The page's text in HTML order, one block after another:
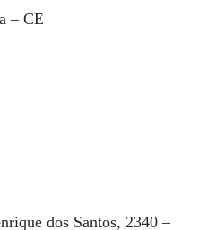
– CE
dos Santos, 2340 –